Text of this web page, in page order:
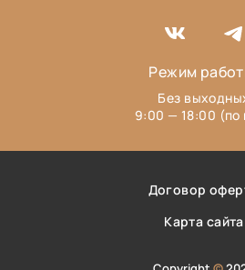
Договор
Карта сайта
Режим
Без
9:00 — 18:00 (по